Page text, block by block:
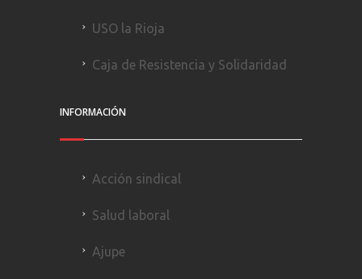
USO la Rioja
Caja de Resistencia y Solidaridad
INFORMACIÓN
Acción sindical
Salud laboral
Ajupe